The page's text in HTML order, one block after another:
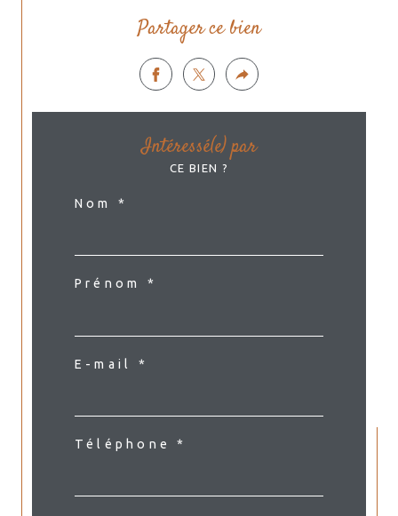
Partager ce bien
Intéressé(e) par
CE BIEN ?
Nom *
Prénom *
E-mail *
Téléphone *